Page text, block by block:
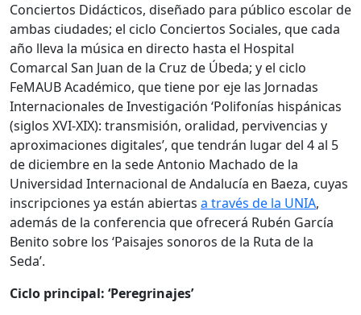
Conciertos Didácticos, diseñado para público escolar de
ambas ciudades; el ciclo Conciertos Sociales, que cada
año lleva la música en directo hasta el Hospital
Comarcal San Juan de la Cruz de Úbeda; y el ciclo
FeMAUB Académico, que tiene por eje las Jornadas
Internacionales de Investigación ‘Polifonías hispánicas
(siglos XVI-XIX): transmisión, oralidad, pervivencias y
aproximaciones digitales’, que tendrán lugar del 4 al 5
de diciembre en la sede Antonio Machado de la
Universidad Internacional de Andalucía en Baeza, cuyas
inscripciones ya están abiertas a través de la UNIA,
además de la conferencia que ofrecerá Rubén García
Benito sobre los ‘Paisajes sonoros de la Ruta de la
Seda’.
Ciclo principal: ‘Peregrinajes’